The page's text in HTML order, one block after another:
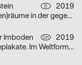
D
2019
(zwischen)räume in der gegenwartsmusik
Imboden CH
2019
Industrieplakate. Im Weltformat 1900 bis heute